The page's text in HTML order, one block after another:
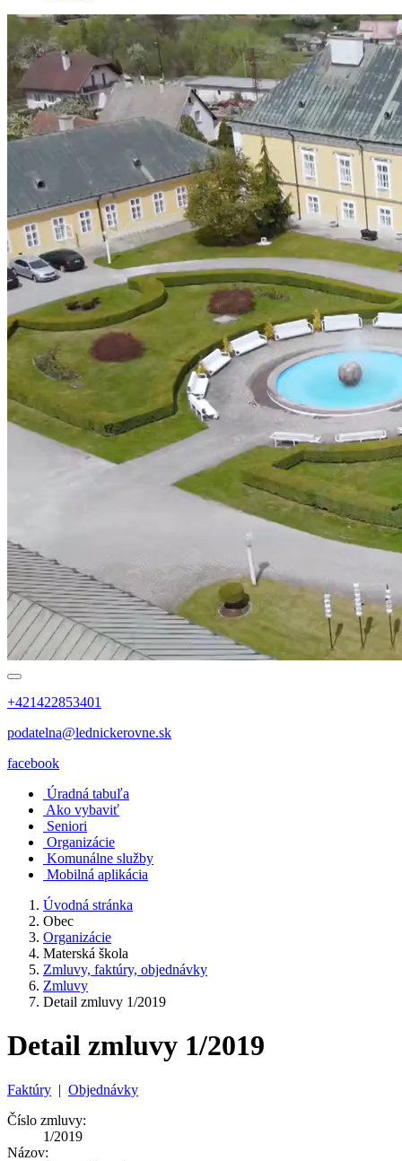
+421422853401
podatelna@lednickerovne.sk
facebook
Úradná tabuľa
Ako vybaviť
Seniori
Organizácie
Komunálne služby
Mobilná aplikácia
Úvodná stránka
Obec
Organizácie
Materská škola
Zmluvy, faktúry, objednávky
Zmluvy
Detail zmluvy 1/2019
Detail zmluvy 1/2019
Faktúry | Objednávky
Číslo zmluvy:
1/2019
Názov: